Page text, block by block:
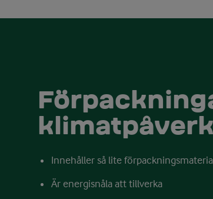
Innehåller så lite
Är energisnåla att tillverka